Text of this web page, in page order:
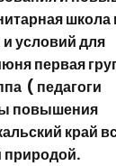
школа
условий для
первая
( педагоги
повышения
край
природой.